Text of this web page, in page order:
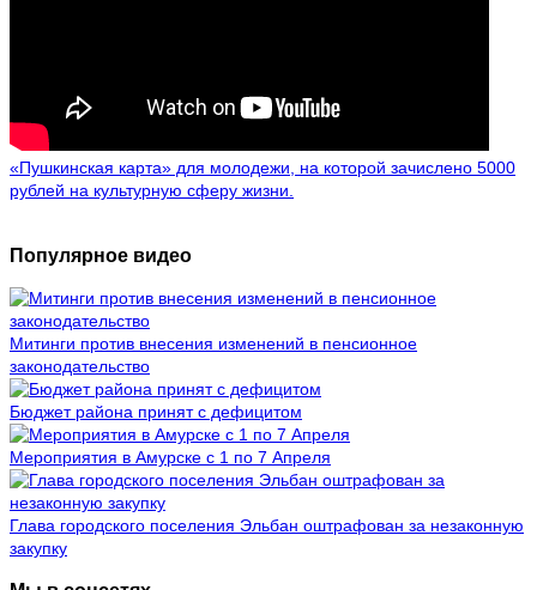
«Пушкинская карта» для молодежи, на которой зачислено 5000
рублей на культурную сферу жизни.
Популярное видео
Митинги против внесения изменений в пенсионное
законодательство
Бюджет района принят с дефицитом
Мероприятия в Амурске с 1 по 7 Апреля
Глава городского поселения Эльбан оштрафован за незаконную
закупку